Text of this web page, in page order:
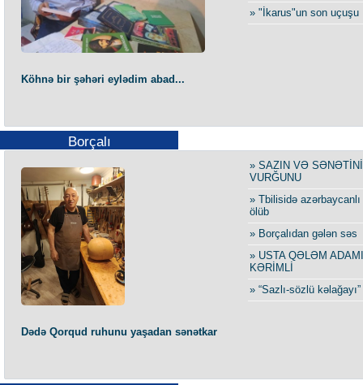
Köhnə bir şəhəri eylədim abad...
» "İkarus"un son uçuşu
Borçalı
Dədə Qorqud ruhunu yaşadan sənətkar
» SAZIN VƏ
VURĞUNU
» Tbilisidə
ölüb
» Borçalıdan gələn səs
» USTA QƏLƏM
KƏRİMLİ
» “Sazlı-sözlü